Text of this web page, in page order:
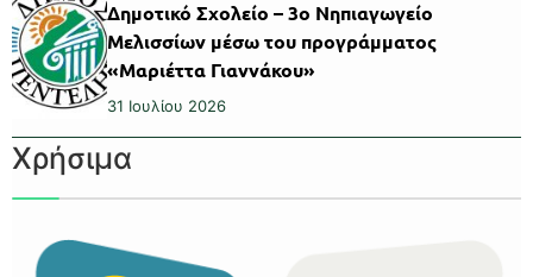
Δημοτικό Σχολείο – 3ο Νηπιαγωγείο
Μελισσίων μέσω του προγράμματος
«Μαριέττα Γιαννάκου»
31 Ιουλίου 2026
Χρήσιμα